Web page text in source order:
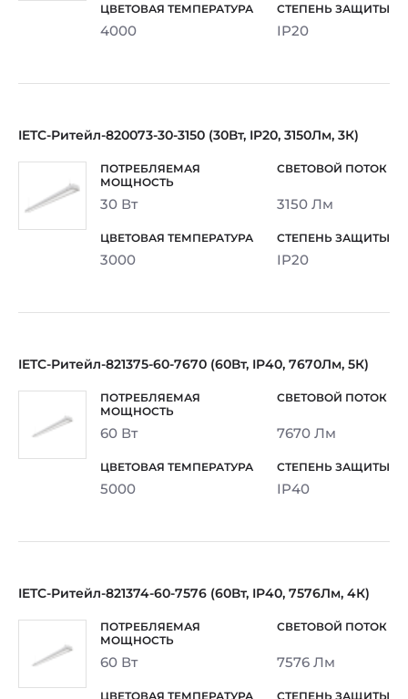
4000 IP20
IETC-Ритейл-820073-30-3150 (30Вт, IP20, 3150Лм, 3К)
30 Вт 3150 Лм
3000 IP20
IETC-Ритейл-821375-60-7670 (60Вт, IP40, 7670Лм, 5К)
60 Вт 7670 Лм
5000 IP40
IETC-Ритейл-821374-60-7576 (60Вт, IP40, 7576Лм, 4К)
60 Вт 7576 Лм